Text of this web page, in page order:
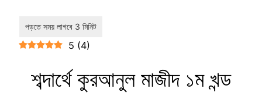
5 (4)
শব্দার্থে কুরআনুল মাজীদ ১ম খন্ড